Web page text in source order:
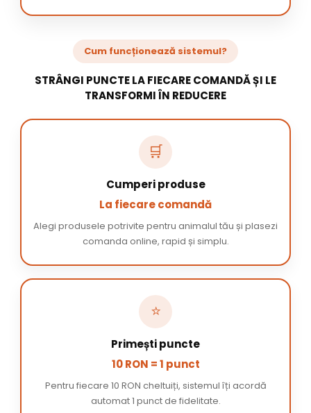
Cum funcționează sistemul?
STRÂNGI PUNCTE LA FIECARE COMANDĂ ȘI LE
TRANSFORMI ÎN REDUCERE
🛒
Cumperi produse
La fiecare comandă
Alegi produsele potrivite pentru animalul tău și plasezi
comanda online, rapid și simplu.
⭐
Primești puncte
10 RON = 1 punct
Pentru fiecare 10 RON cheltuiți, sistemul îți acordă
automat 1 punct de fidelitate.